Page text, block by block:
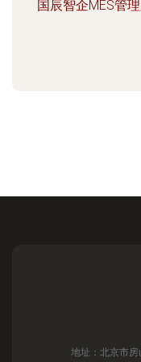
国辰智企MES管
地址：北京市